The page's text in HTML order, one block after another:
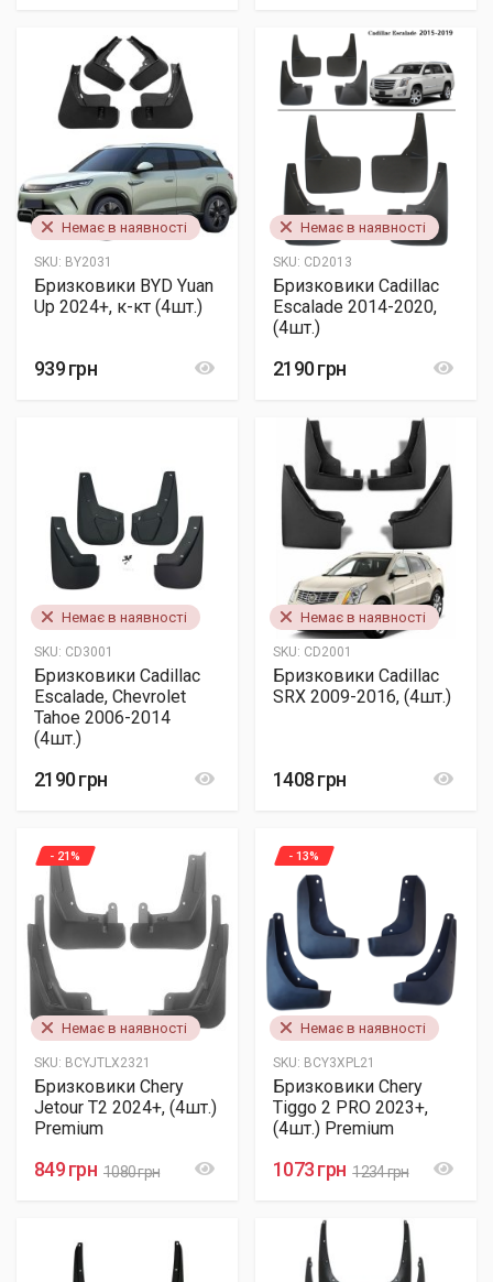
Немає в наявності
SKU: BY2031
Бризковики BYD Yuan
Up 2024+, к-кт (4шт.)
939 грн
Немає в наявності
SKU: CD2013
Бризковики Cadillac
Escalade 2014-2020,
(4шт.)
2190 грн
Немає в наявності
SKU: CD3001
Бризковики Cadillac
Escalade, Chevrolet
Tahoe 2006-2014
(4шт.)
2190 грн
Немає в наявності
SKU: CD2001
Бризковики Cadillac
SRX 2009-2016, (4шт.)
1408 грн
Немає в наявності
SKU: BCYJTLX2321
- 21%
Бризковики Chery
Jetour T2 2024+, (4шт.)
Premium
849 грн 1080 грн
Немає в наявності
SKU: BCY3XPL21
- 13%
Бризковики Chery
Tiggo 2 PRO 2023+,
(4шт.) Premium
1073 грн 1234 грн